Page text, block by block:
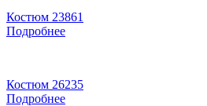
Костюм 23861
Подробнее
Костюм 26235
Подробнее